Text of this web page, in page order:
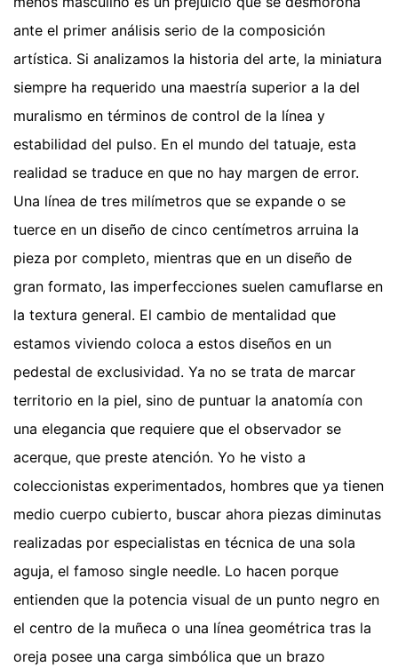
ante el primer análisis serio de la composición
artística. Si analizamos la historia del arte, la miniatura
siempre ha requerido una maestría superior a la del
muralismo en términos de control de la línea y
estabilidad del pulso. En el mundo del tatuaje, esta
realidad se traduce en que no hay margen de error.
Una línea de tres milímetros que se expande o se
tuerce en un diseño de cinco centímetros arruina la
pieza por completo, mientras que en un diseño de
gran formato, las imperfecciones suelen camuflarse en
la textura general. El cambio de mentalidad que
estamos viviendo coloca a estos diseños en un
pedestal de exclusividad. Ya no se trata de marcar
territorio en la piel, sino de puntuar la anatomía con
una elegancia que requiere que el observador se
acerque, que preste atención. Yo he visto a
coleccionistas experimentados, hombres que ya tienen
medio cuerpo cubierto, buscar ahora piezas diminutas
realizadas por especialistas en técnica de una sola
aguja, el famoso single needle. Lo hacen porque
entienden que la potencia visual de un punto negro en
el centro de la muñeca o una línea geométrica tras la
oreja posee una carga simbólica que un brazo